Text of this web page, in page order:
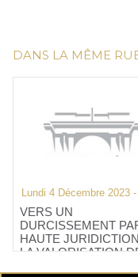
DANS LA MÊME
Lundi 4 Décembre 2023
VERS UN
DURCISSEMENT
HAUTE
LA VALORISATION